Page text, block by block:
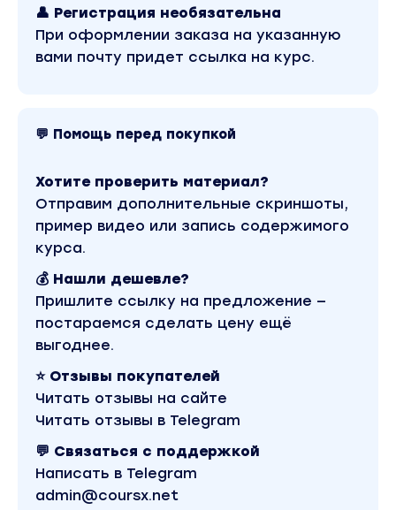
Видео-урок «Как сформировать визуально
красивую ленту»
Разбор ошибок в визуале, из-за которых вас
не залетают
reels, которые приносят просмотры и
клиентов»
Формула сильных сценариев для
разговорных роликов
БОНУСЫ:
✔︎ Как выбрать шрифт для своих роликов.
Подборка шрифтов в самом инстаграм и в
приложении
✔︎ Реквизит для съемок, который офигенно
смотрится в кадре и привлекает внимание к
вашим видео
себя контентом на полгода вперед
✔︎ Трендовая обработка видео (в приложении
– для андроидов, в самой галерее – для
👤 Регистрация необязательна
При оформлении заказа на указанную
вами почту придет ссылка на курс.
💬 Помощь перед покупкой
Хотите проверить материал?
Отправим дополнительные скриншоты,
пример видео или запись содержимого
курса.
💰 Нашли дешевле?
Пришлите ссылку на предложение —
постараемся сделать цену ещё
выгоднее.
⭐ Отзывы покупателей
Читать отзывы на сайте
Читать отзывы в Telegram
💬 Связаться с поддержкой
Написать в Telegram
admin@coursx.net